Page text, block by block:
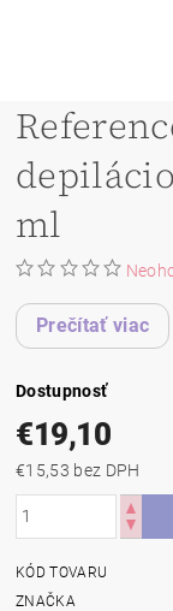
ml
Prečítať viac
Dostupnosť
€19,10
€15,53 bez DPH
KÓD TOVARU
ZNAČKA